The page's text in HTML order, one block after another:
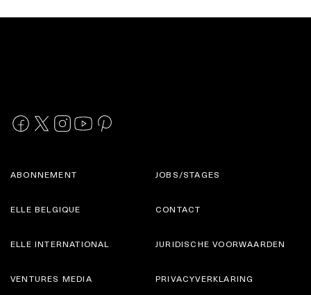
ABONNEMENT
ELLE BELGIQUE
JOBS/STAGES
CONTACT
ELLE INTERNATIONAL
VENTURES MEDIA
JURIDISCHE VOORWAARDEN
PRIVACYVERKLARING